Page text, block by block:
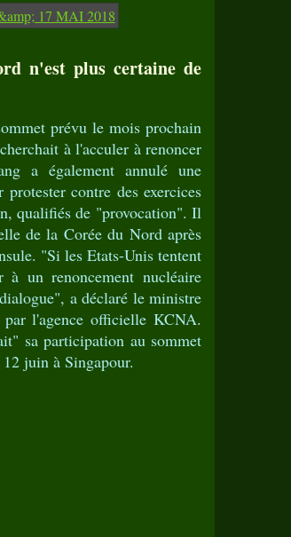
n'est plus certaine de
prévu le mois prochain
à l'acculer à renoncer
a également annulé une
contre des exercices
qualifiés de "provocation". Il
de la Corée du Nord après
"Si les Etats-Unis tentent
un renoncement nucléaire
a déclaré le ministre
l'agence officielle KCNA.
sa participation au sommet
juin à Singapour.